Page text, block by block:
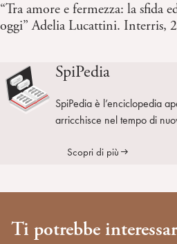
“Tra amore e fermezza: la sfida
oggi” Adelia Lucattini. Interris,
SpiPedia
SpiPedia è l’enciclopedia
arricchisce nel tempo di
Scopri di più
Ti potrebbe